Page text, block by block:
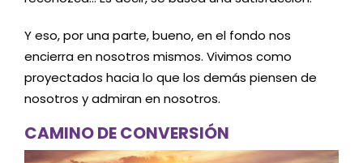
Y eso, por una parte, bueno, en el fondo nos
encierra en nosotros mismos. Vivimos como
proyectados hacia lo que los demás piensen de
nosotros y admiran en nosotros.
CAMINO DE CONVERSIÓN